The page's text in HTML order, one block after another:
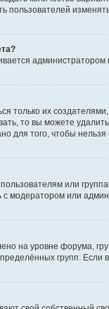
пользователей
только их
то вы можете
для того, чтобы
или
модератором или
на уровне форума,
групп.